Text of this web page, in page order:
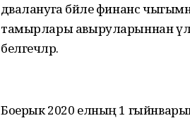
дәвалануга бәйле финанс
тамырлары авыруларыннан
белгечләр.
Боерык 2020 елның 1